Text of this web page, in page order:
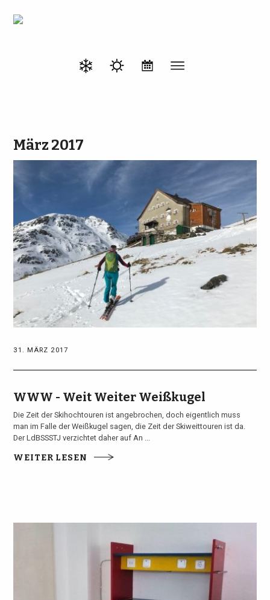
März 2017
31. MÄRZ 2017
WWW - Weit Weiter Weißkugel
Die Zeit der Skihochtouren ist angebrochen, doch eigentlich muss
man im Falle der Weißkugel sagen, die Zeit der Skiweittouren ist da.
Der LdBSSSTJ verzichtet daher auf An ...
WEITER LESEN